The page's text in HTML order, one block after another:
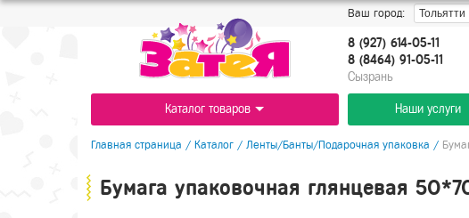
Ваш город: Тольятти
8 (927) 614-05-11
8 (8464) 91-05-11
Cызрань
Каталог товаров Наши услуги
Главная страница / Каталог / Ленты/Банты/Подарочная упаковка /
Бумага упаковочная глянцевая